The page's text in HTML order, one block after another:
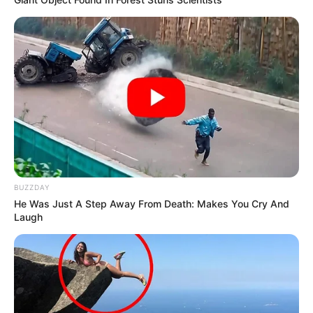
-ad3
SHARE THIS Share it Tweet
Share it
PUBLICAÇÕES RELACIONADAS
Notícia
PRÓXIMA MATÉRIA
BUZZDAY
He Was Just A Step Away From Death: Makes You Cry And
Laugh